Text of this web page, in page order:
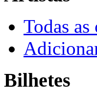
Todas as
Bilhetes